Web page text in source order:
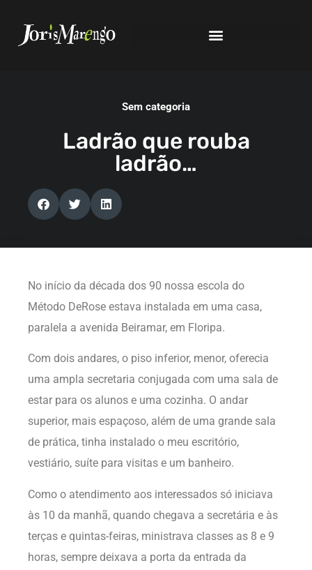
Sem categoria
Ladrão que rouba
ladrão…
No início da década dos 90 nossa escola do
Método DeRose estava instalada em uma casa,
paralela a avenida Beiramar, em Floripa.
Com dois andares, o piso inferior, menor, oferecia
uma ampla secretaria conjugada com uma sala de
estar para os alunos e uma cozinha. O andar
superior, mais espaçoso, além de uma grande sala
de prática, tinha instalado o meu escritório,
vestiário, suíte para visitas e um banheiro.
Como o atendimento aos interessados só iniciava
às 10 da manhã, quando chegava a secretária e às
terças e quintas-feiras, ministrava classes as 8 e 9
horas, sempre deixava a porta da entrada da